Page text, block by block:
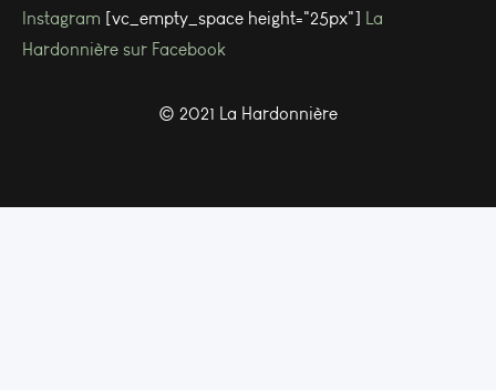
Instagram [vc_empty_space height="25px"] La
Hardonnière sur Facebook
© 2021 La Hardonnière